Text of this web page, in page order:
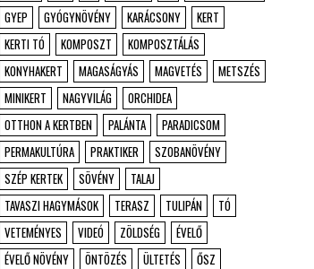
GYEP
GYÓGYNÖVÉNY KARÁCSONY
KERT
KERTI TÓ
KOMPOSZT
KOMPOSZTÁLÁS
KONYHAKERT
MAGASÁGYÁS MAGVETÉS
METSZÉS
MINIKERT
NAGYVILÁG
ORCHIDEA
OTTHON A KERTBEN
PALÁNTA
PARADICSOM
PERMAKULTÚRA
PRAKTIKER
SZOBANÖVÉNY
SZÉP KERTEK
SÖVÉNY
TALAJ
TAVASZI HAGYMÁSOK
TERASZ TULIPÁN
TÓ
VETEMÉNYES
VIDEÓ ZÖLDSÉG
ÉVELŐ
ÉVELŐ NÖVÉNY
ÖNTÖZÉS ÜLTETÉS ŐSZ